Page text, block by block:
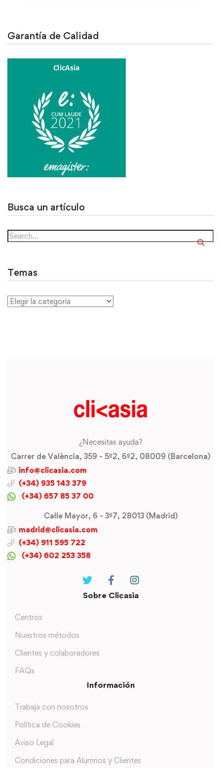
Garantía de Calidad
Busca un artículo
Temas
¿Necesitas ayuda?
Carrer de València, 359 - 5º2, 6º2, 08009 (Barcelona)
info@clicasia.com
(+34) 935 143 379
(+34) 657 85 37 00
Calle Mayor, 6 - 3º7, 28013 (Madrid)
madrid@clicasia.com
(+34) 911 595 722
(+34) 602 253 358
Sobre Clicasia
Centros
Nuestros métodos
Clientes y colaboradores
FAQs
Información
Trabaja con nosotros
Política de Cookies
Aviso Legal
Condiciones para Alumnos y Clientes